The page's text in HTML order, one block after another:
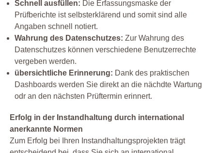
Schnell ausfüllen: Die Erfassungsmaske der
Prüfberichte ist selbsterklärend und somit sind alle
Angaben schnell notiert.
Wahrung des Datenschutzes: Zur Wahrung des
Datenschutzes können verschiedene Benutzerrechte
vergeben werden.
übersichtliche Erinnerung: Dank des praktischen
Dashboards werden Sie direkt an die nächdte Wartung
odr an den nächsten Prüftermin erinnert.
Erfolg in der Instandhaltung durch international
anerkannte Normen
Zum Erfolg bei Ihren Instandhaltungsprojekten trägt